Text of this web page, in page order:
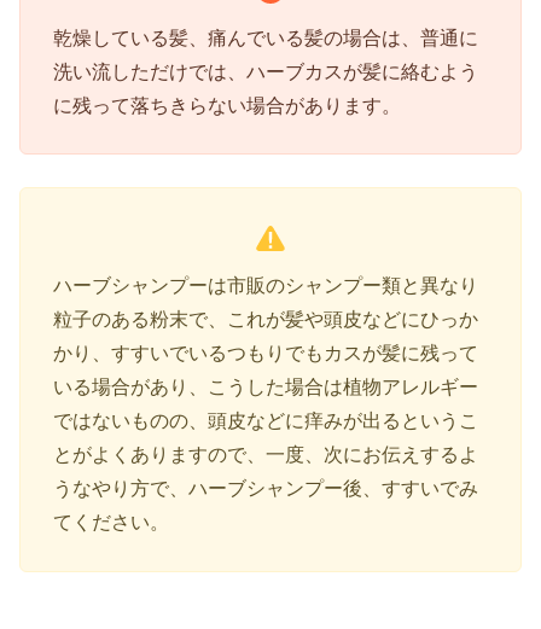
乾燥している髪、痛んでいる髪の場合は、普通に
洗い流しただけでは、ハーブカスが髪に絡むよう
に残って落ちきらない場合があります。
ハーブシャンプーは市販のシャンプー類と異なり
粒子のある粉末で、これが髪や頭皮などにひっか
かり、すすいでいるつもりでもカスが髪に残って
いる場合があり、こうした場合は植物アレルギー
ではないものの、頭皮などに痒みが出るというこ
とがよくありますので、一度、次にお伝えするよ
うなやり方で、ハーブシャンプー後、すすいでみ
てください。